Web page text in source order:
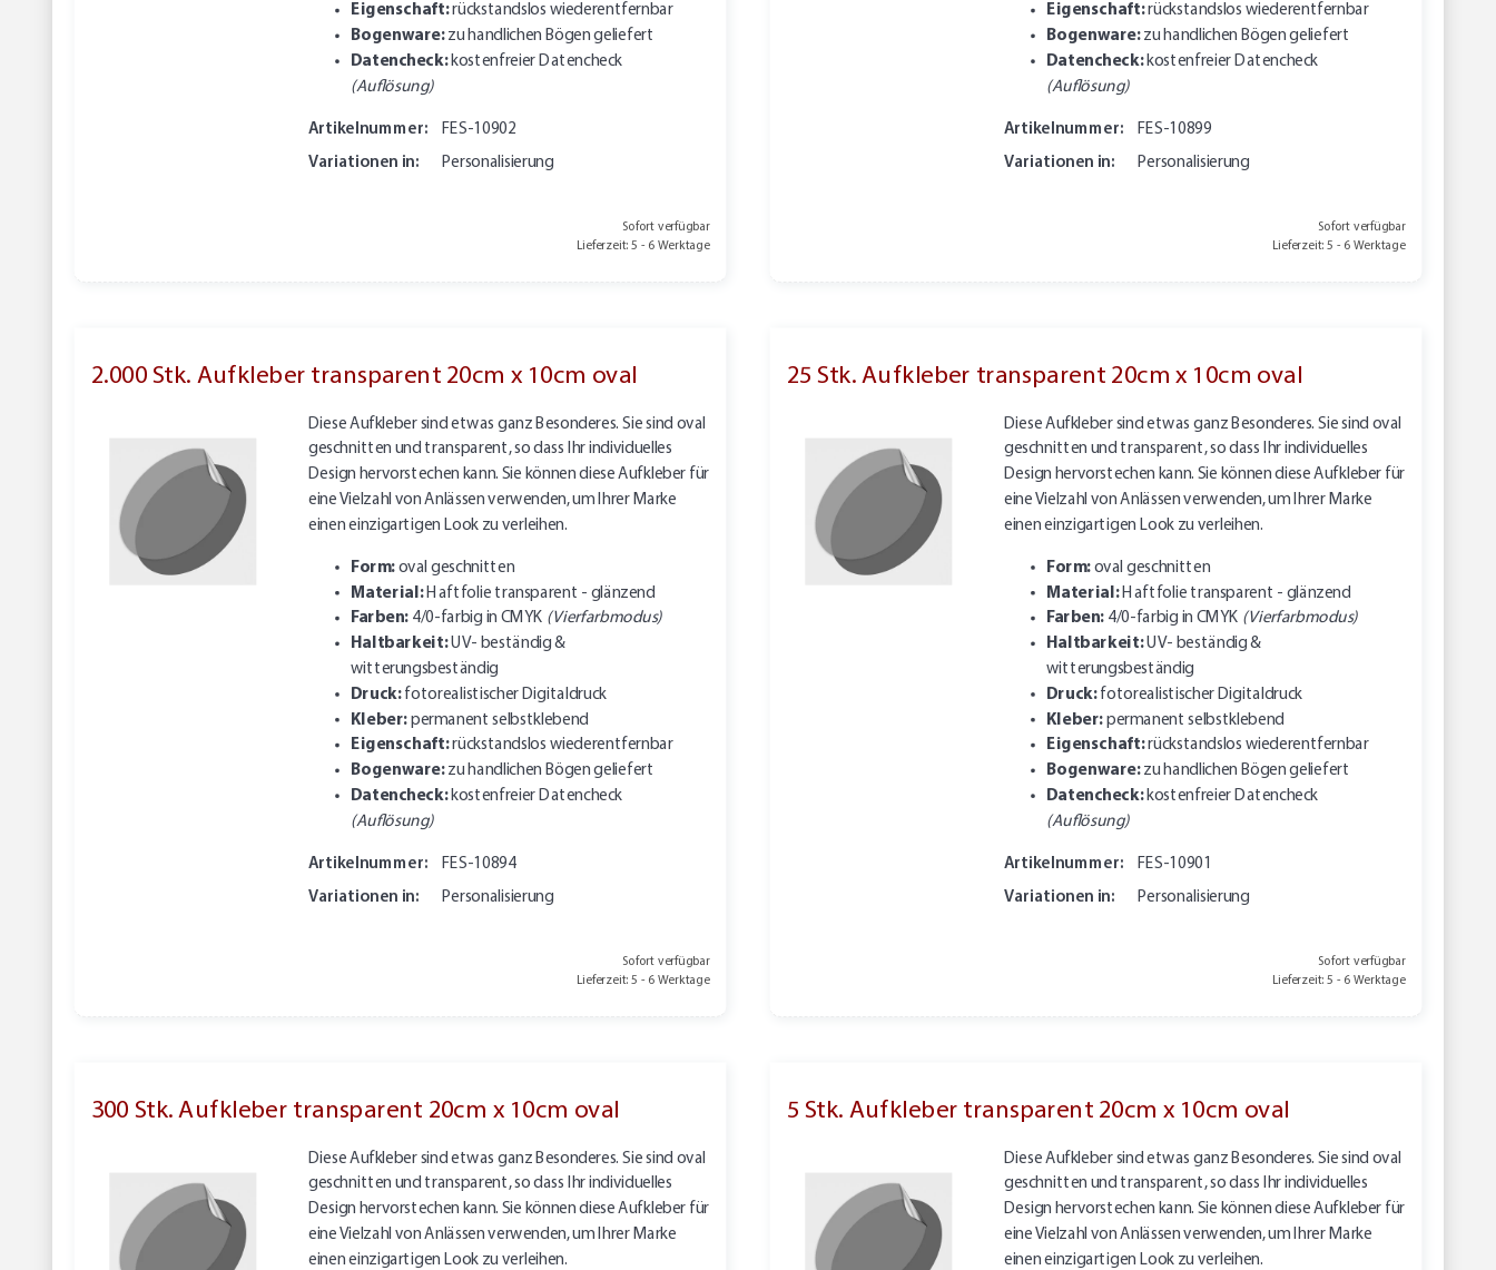
Eigenschaft:rückstandslos wiederentfernbar
Bogenware:zu handlichen Bögen geliefert
Datencheck:kostenfreier Datencheck
(Auflösung)
Artikelnummer: FES-10902
Variationen in: Personalisierung
Sofort verfügbar
Lieferzeit: 5 - 6 Werktage
Eigenschaft:rückstandslos wiederentfernbar
Bogenware:zu handlichen Bögen geliefert
Datencheck:kostenfreier Datencheck
(Auflösung)
Artikelnummer: FES-10899
Variationen in: Personalisierung
Sofort verfügbar
Lieferzeit: 5 - 6 Werktage
2.000 Stk. Aufkleber transparent 20cm x 10cm oval
Diese Aufkleber sind etwas ganz Besonderes. Sie sind oval
geschnitten und transparent, so dass Ihr individuelles
Design hervorstechen kann. Sie können diese Aufkleber für
eine Vielzahl von Anlässen verwenden, um Ihrer Marke
einen einzigartigen Look zu verleihen.
Form:oval geschnitten
Material:Haftfolie transparent - glänzend
Farben: 4/0-farbig in CMYK (Vierfarbmodus)
Haltbarkeit:UV- beständig &
witterungsbeständig
Druck:fotorealistischer Digitaldruck
Kleber:permanent selbstklebend
Eigenschaft:rückstandslos wiederentfernbar
Bogenware:zu handlichen Bögen geliefert
Datencheck:kostenfreier Datencheck
(Auflösung)
Artikelnummer:
FES-10894
Variationen in:
Personalisierung
Sofort verfügbar
Lieferzeit: 5 - 6 Werktage
25 Stk. Aufkleber transparent 20cm x 10cm oval
Diese Aufkleber sind etwas ganz Besonderes. Sie sind oval
geschnitten und transparent, so dass Ihr individuelles
Design hervorstechen kann. Sie können diese Aufkleber für
eine Vielzahl von Anlässen verwenden, um Ihrer Marke
einen einzigartigen Look zu verleihen.
Form:oval geschnitten
Material:Haftfolie transparent - glänzend
Farben: 4/0-farbig in CMYK (Vierfarbmodus)
Haltbarkeit:UV- beständig &
witterungsbeständig
Druck:fotorealistischer Digitaldruck
Kleber:permanent selbstklebend
Eigenschaft:rückstandslos wiederentfernbar
Bogenware:zu handlichen Bögen geliefert
Datencheck:kostenfreier Datencheck
(Auflösung)
Artikelnummer:
FES-10901
Variationen in:
Personalisierung
Sofort verfügbar
Lieferzeit: 5 - 6 Werktage
300 Stk. Aufkleber transparent 20cm x 10cm oval
Diese Aufkleber sind etwas ganz Besonderes. Sie sind oval
geschnitten und transparent, so dass Ihr individuelles
Design hervorstechen kann. Sie können diese Aufkleber für
eine Vielzahl von Anlässen verwenden, um Ihrer Marke
einen einzigartigen Look zu verleihen.
5 Stk. Aufkleber transparent 20cm x 10cm oval
Diese Aufkleber sind etwas ganz Besonderes. Sie sind oval
geschnitten und transparent, so dass Ihr individuelles
Design hervorstechen kann. Sie können diese Aufkleber für
eine Vielzahl von Anlässen verwenden, um Ihrer Marke
einen einzigartigen Look zu verleihen.